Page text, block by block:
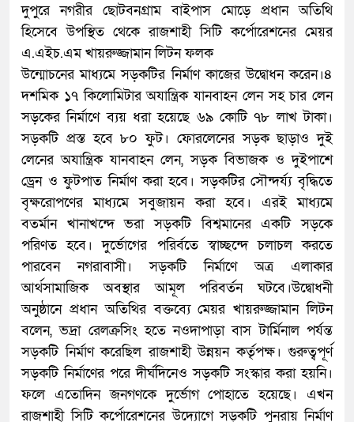
দুপুরে নগরীর ছোটবনগ্রাম বাইপাস মোড়ে প্রধান অতিথি
হিসেবে উপস্থিত থেকে রাজশাহী সিটি কর্পোরেশনের মেয়র
এ.এইচ.এম খায়রুজ্জামান লিটন ফলক
উন্মোচনের মাধ্যমে সড়কটির নির্মাণ কাজের উদ্বোধন করেন।৪
দশমিক ১৭ কিলোমিটার অযান্ত্রিক যানবাহন লেন সহ চার লেন
সড়কের নির্মাণে ব্যয় ধরা হয়েছে ৬৯ কোটি ৭৮ লাখ টাকা।
সড়কটি প্রস্ত হবে ৮০ ফুট। ফোরলেনের সড়ক ছাড়াও দুই
লেনের অযান্ত্রিক যানবাহন লেন, সড়ক বিভাজক ও দুইপাশে
ড্রেন ও ফুটপাত নির্মাণ করা হবে। সড়কটির সৌন্দর্য্য বৃদ্ধিতে
বৃক্ষরোপণের মাধ্যমে সবুজায়ন করা হবে। এরই মাধ্যমে
বতর্মান খানাখন্দে ভরা সড়কটি বিশ্বমানের একটি সড়কে
পরিণত হবে। দুর্ভোগের পরির্বতে স্বাচ্ছন্দে চলাচল করতে
পারবেন নগরাবাসী। সড়কটি নির্মাণে অত্র এলাকার
আর্থসামাজিক অবস্থার আমূল পরিবর্তন ঘটবে।উদ্বোধনী
অনুষ্ঠানে প্রধান অতিথির বক্তব্যে মেয়র খায়রুজ্জামান লিটন
বলেন, ভদ্রা রেলক্রসিং হতে নওদাপাড়া বাস টার্মিনাল পর্যন্ত
সড়কটি নির্মাণ করেছিল রাজশাহী উন্নয়ন কর্তৃপক্ষ। গুরুত্বপূর্ণ
সড়কটি নির্মাণের পরে দীর্ঘদিনেও সড়কটি সংস্কার করা হয়নি।
ফলে এতোদিন জনগণকে দুর্ভোগ পোহাতে হয়েছে। এখন
রাজশাহী সিটি কর্পোরেশনের উদ্যোগে সড়কটি পুনরায় নির্মাণ